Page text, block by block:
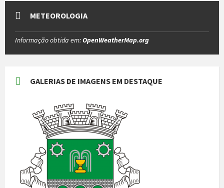
METEOROLOGIA
Informação obtida em:OpenWeatherMap.org
GALERIAS DE IMAGENS EM DESTAQUE